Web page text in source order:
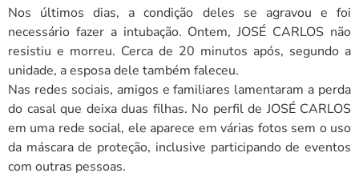
Nos últimos dias, a condição deles se agravou e foi
necessário fazer a intubação. Ontem, JOSÉ CARLOS não
resistiu e morreu. Cerca de 20 minutos após, segundo a
unidade, a esposa dele também faleceu.
Nas redes sociais, amigos e familiares lamentaram a perda
do casal que deixa duas filhas. No perfil de JOSÉ CARLOS
em uma rede social, ele aparece em várias fotos sem o uso
da máscara de proteção, inclusive participando de eventos
com outras pessoas.